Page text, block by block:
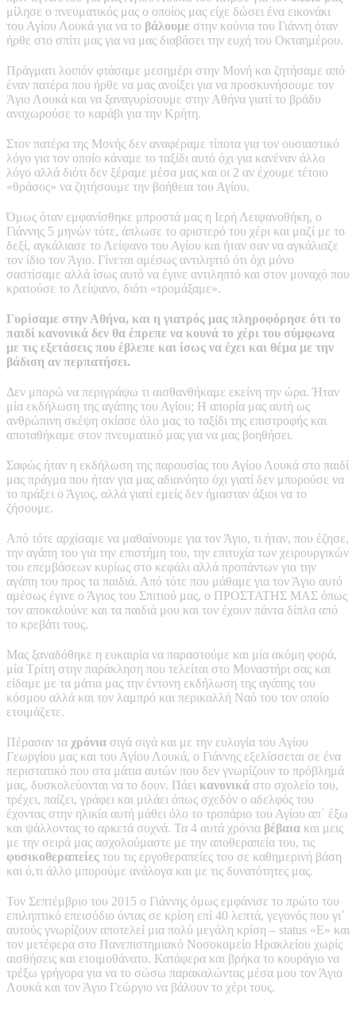
μίλησε ο πνευματικός μας ο οποίος μας είχε δώσει ένα εικονάκι
του Αγίου Λουκά για να το βάλουμε στην κούνια του Γιάννη όταν
ήρθε στο σπίτι μας για να μας διαβάσει την ευχή του Οκταημέρου.
Πράγματι λοιπόν φτάσαμε μεσημέρι στην Μονή και ζητήσαμε από
έναν πατέρα που ήρθε να μας ανοίξει για να προσκυνήσουμε τον
Άγιο Λουκά και να ξαναγυρίσουμε στην Αθήνα γιατί το βράδυ
αναχωρούσε το καράβι για την Κρήτη.
Στον πατέρα της Μονής δεν αναφέραμε τίποτα για τον ουσιαστικό
λόγο για τον οποίο κάναμε το ταξίδι αυτό όχι για κανέναν άλλο
λόγο αλλά διότι δεν ξέραμε μέσα μας και οι 2 αν έχουμε τέτοιο
«θράσος» να ζητήσουμε την βοήθεια του Αγίου.
Όμως όταν εμφανίσθηκε μπροστά μας η Ιερή Λειψανοθήκη, ο
Γιάννης 5 μηνών τότε, άπλωσε το αριστερό του χέρι και μαζί με το
δεξί, αγκάλιασε το Λείψανο του Αγίου και ήταν σαν να αγκάλιαζε
τον ίδιο τον Άγιο. Γίνεται αμέσως αντιληπτό ότι όχι μόνο
σαστίσαμε αλλά ίσως αυτό να έγινε αντιληπτό και στον μοναχό που
κρατούσε το Λείψανο, διότι «τρομάξαμε».
Γυρίσαμε στην Αθήνα, και η γιατρός μας πληροφόρησε ότι το
παιδί κανονικά δεν θα έπρεπε να κουνά το χέρι του σύμφωνα
με τις εξετάσεις που έβλεπε και ίσως να έχει και θέμα με την
βάδιση αν περπατήσει.
Δεν μπορώ να περιγράψω τι αισθανθήκαμε εκείνη την ώρα. Ήταν
μία εκδήλωση της αγάπης του Αγίου; Η απορία μας αυτή ως
ανθρώπινη σκέψη σκίασε όλο μας το ταξίδι της επιστροφής και
αποταθήκαμε στον πνευματικό μας για να μας βοηθήσει.
Σαφώς ήταν η εκδήλωση της παρουσίας του Αγίου Λουκά στο παιδί
μας πράγμα που ήταν για μας αδιανόητο όχι γιατί δεν μπορούσε να
το πράξει ο Άγιος, αλλά γιατί εμείς δεν ήμασταν άξιοι να το
ζήσουμε.
Από τότε αρχίσαμε να μαθαίνουμε για τον Άγιο, τι ήταν, που έζησε,
την αγάπη του για την επιστήμη του, την επιτυχία των χειρουργικών
του επεμβάσεων κυρίως στο κεφάλι αλλά προπάντων για την
αγάπη του προς τα παιδιά. Από τότε που μάθαμε για τον Άγιο αυτό
αμέσως έγινε ο Άγιος του Σπιτιού μας, ο ΠΡΟΣΤΑΤΗΣ ΜΑΣ όπως
τον αποκαλούνε και τα παιδιά μου και τον έχουν πάντα δίπλα από
το κρεβάτι τους.
Μας ξαναδόθηκε η ευκαιρία να παραστούμε και μία ακόμη φορά,
μία Τρίτη στην παράκληση που τελείται στο Μοναστήρι σας και
είδαμε με τα μάτια μας την έντονη εκδήλωση της αγάπης του
κόσμου αλλά και τον λαμπρό και περικαλλή Ναό του τον οποίο
ετοιμάζετε.
Πέρασαν τα χρόνια σιγά σιγά και με την ευλογία του Αγίου
Γεωργίου μας και του Αγίου Λουκά, ο Γιάννης εξελίσσεται σε ένα
περιστατικό που στα μάτια αυτών που δεν γνωρίζουν το πρόβλημά
μας, δυσκολεύονται να το δουν. Πάει κανονικά στο σχολείο του,
τρέχει, παίζει, γράφει και μιλάει όπως σχεδόν ο αδελφός του
έχοντας στην ηλικία αυτή μάθει όλο το τροπάριο του Αγίου απ᾽ έξω
και ψάλλοντας το αρκετά συχνά. Τα 4 αυτά χρόνια βέβαια και μεις
με την σειρά μας ασχολούμαστε με την αποθεραπεία του, τις
φυσικοθεραπείες του τις εργοθεραπείες του σε καθημερινή βάση
και ό,τι άλλο μπορούμε ανάλογα και με τις δυνατότητες μας.
Τον Σεπτέμβριο του 2015 ο Γιάννης όμως εμφάνισε το πρώτο του
επιληπτικό επεισόδιο όντας σε κρίση επί 40 λεπτά, γεγονός που γι᾽
αυτούς γνωρίζουν αποτελεί μια πολύ μεγάλη κρίση – status «Ε» και
τον μετέφερα στο Πανεπιστημιακό Νοσοκομείο Ηρακλείου χωρίς
αισθήσεις και ετοιμοθάνατο. Κατάφερα και βρήκα το κουράγιο να
τρέξω γρήγορα για να το σώσω παρακαλώντας μέσα μου τον Άγιο
Λουκά και τον Άγιο Γεώργιο να βάλουν το χέρι τους.